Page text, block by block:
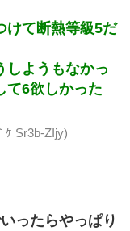
けて断熱等級5だ
しようもなかっ
て6欲しかった
ｹ Sr3b-ZIjy)
ったらやっぱり